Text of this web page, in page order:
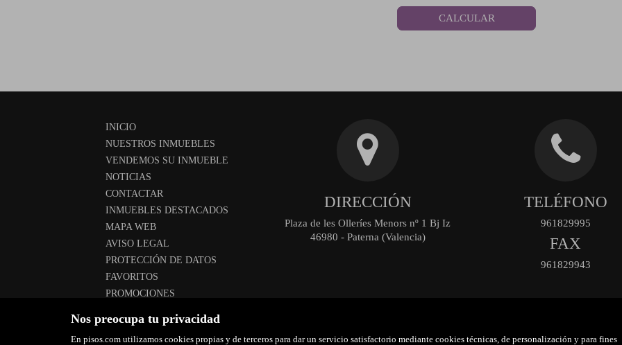
Nos preocupa tu privacidad
En pisos.com utilizamos cookies propias y de terceros para dar un servicio satisfactorio mediante cookies técnicas, de personalización y para fines
CALCULAR
INICIO
NUESTROS INMUEBLES
VENDEMOS SU INMUEBLE
NOTICIAS
CONTACTAR
INMUEBLES DESTACADOS
MAPA WEB
AVISO LEGAL
PROTECCIÓN DE DATOS
FAVORITOS
PROMOCIONES
DIRECCIÓN
Plaza de les Olleríes Menors nº 1 Bj Iz
46980 - Paterna (Valencia)
TELÉFONO
961829995
FAX
961829943